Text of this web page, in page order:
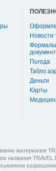
Новости
Погода
Табло
Деньги
Карты
материалов
названия